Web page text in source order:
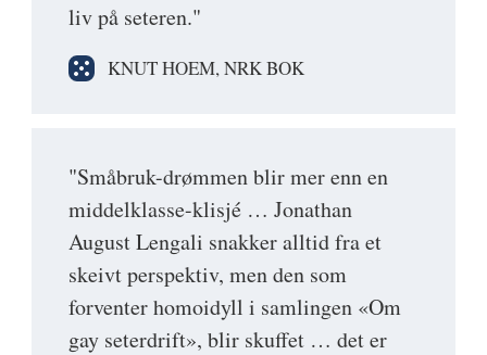
liv på seteren."
KNUT HOEM, NRK BOK
"Småbruk-drømmen blir mer enn en
middelklasse-klisjé … Jonathan
August Lengali snakker alltid fra et
skeivt perspektiv, men den som
forventer homoidyll i samlingen «Om
gay seterdrift», blir skuffet … det er